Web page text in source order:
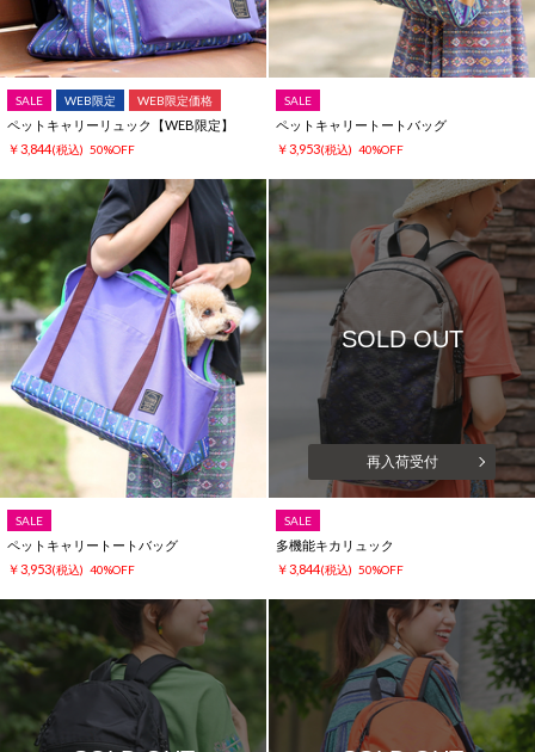
SALE WEB限定 WEB限定価格
ペットキャリーリュック【WEB限定】
￥3,844(税込) 50%OFF
SALE
ペットキャリートートバッグ
￥3,953(税込) 40%OFF
SALE
ペットキャリートートバッグ
￥3,953(税込) 40%OFF
SOLD OUT
再入荷受付
SALE
多機能キカリュック
￥3,844(税込) 50%OFF